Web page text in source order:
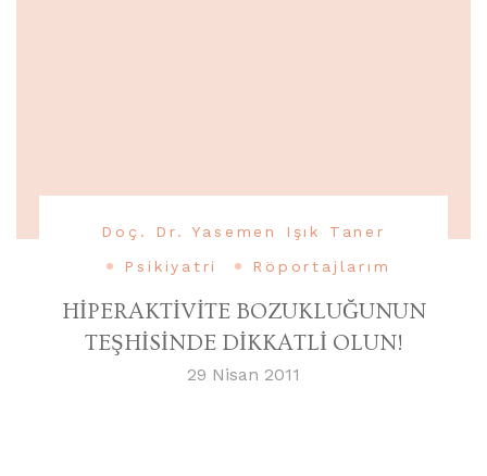
Doç. Dr. Yasemen Işık Taner
Psikiyatri
Röportajlarım
HİPERAKTİVİTE BOZUKLUĞUNUN
TEŞHİSİNDE DİKKATLİ OLUN!
29 Nisan 2011